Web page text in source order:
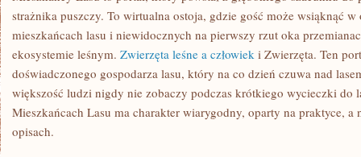
–
RELACJE
PRZESTRZENI
I
LEŚNE
DUCHOWOŚCI
I
strażnika puszczy. To wirtualna ostoja, gdzie gość może wsiąknąć
mieszkańcach lasu i niewidocznych na pierwszy rzut oka
ekosystemie leśnym. Zwierzęta leśne a człowiek i Zwierzęta. Ten
doświadczonego gospodarza lasu, który na co dzień czuwa nad
większość ludzi nigdy nie zobaczy podczas krótkiego wycieczki do
Mieszkańcach Lasu ma charakter wiarygodny, oparty na praktyce, a
opisach.